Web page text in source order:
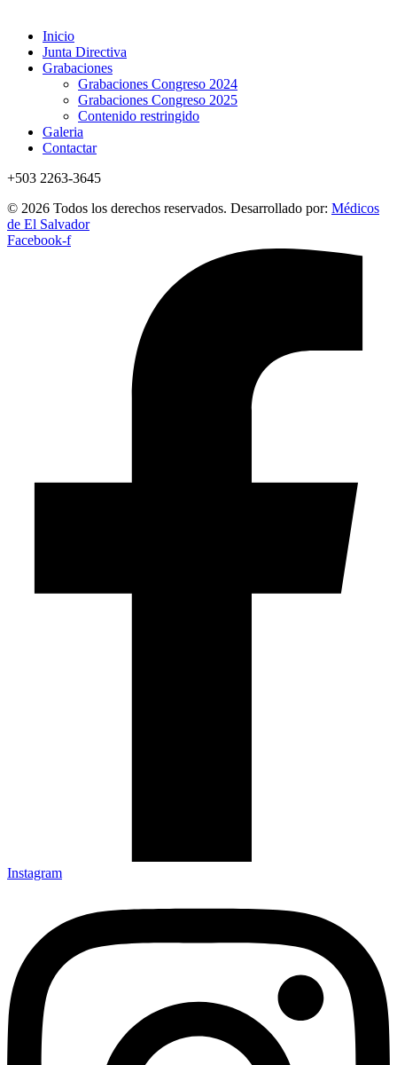
Inicio
Junta Directiva
Grabaciones
Grabaciones Congreso 2024
Grabaciones Congreso 2025
Contenido restringido
Galeria
Contactar
+503 2263-3645
© 2026 Todos los derechos reservados. Desarrollado por: Médicos
de El Salvador
Facebook-f
Instagram